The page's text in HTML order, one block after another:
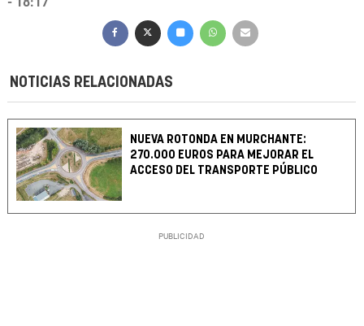
NOTICIAS RELACIONADAS
NUEVA ROTONDA EN MURCHANTE:
270.000 EUROS PARA MEJORAR EL
ACCESO DEL TRANSPORTE PÚBLICO